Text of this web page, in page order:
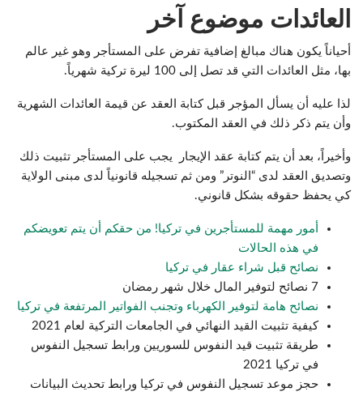
العائدات موضوع آخر
أحياناً يكون هناك مبالغ إضافية تفرض على المستأجر وهو غير عالم
بها، مثل العائدات التي قد تصل إلى 100 ليرة تركية شهرياً.
لذا عليه أن يسأل المؤجر قبل كتابة العقد عن قيمة العائدات الشهرية
وأن يتم ذكر ذلك في العقد المكتوب.
وأخيراً، بعد أن يتم كتابة عقد الإيجار يجب على المستأجر تثبيت ذلك
وتصديق العقد لدى “النوتر” ومن ثم تسجيله قانونياً لدى مبنى الولاية
كي يحفظ حقوقه بشكل قانوني.
أمور مهمة للمستأجرين في تركيا! من حقكم أن يتم تعويضكم
في هذه الحالات
نصائح قبل شراء عقار في تركيا
7 نصائح لتوفير المال خلال شهر رمضان
نصائح هامة لتوفير الكهرباء وتجنب الفواتير المرتفعة في تركيا
كيفية تثبيت القيد النهائي في الجامعات التركية لعام 2021
طريقة تثبيت قيد النفوس للسوريين ورابط تسجيل النفوس
في تركيا 2021
حجز موعد تسجيل النفوس في تركيا ورابط تحديث البيانات